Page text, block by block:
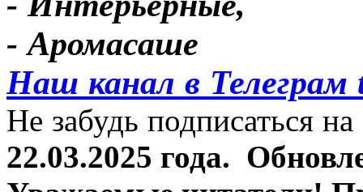
- Аромасаше
Наш канал в Телеграм
Не забудь подписаться
22.03.2025 года.